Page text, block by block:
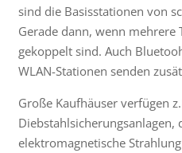
sind die Basisstationen von
Gerade dann, wenn mehrere
gekoppelt sind. Auch
WLAN-Stationen senden
Große Kaufhäuser verfügen
Diebstahlsicherungsanlagen,
elektromagnetische